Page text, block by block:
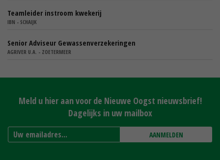
Teamleider instroom kwekerij
IBN - SCHAIJK
Senior Adviseur Gewassenverzekeringen
AGRIVER U.A. - ZOETERMEER
Meld u hier aan voor de Nieuwe Oogst nieuwsbrief!
Dagelijks in uw mailbox
AANMELDEN